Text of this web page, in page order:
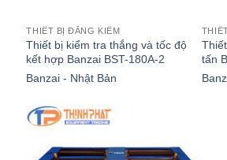
THIẾT BỊ ĐĂNG KIỂM
Thiết bị kiểm tra thắng và tốc độ
kết hợp Banzai BST-180A-2
Banzai - Nhật Bản
tấn